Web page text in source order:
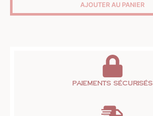
AJOUTER AU PANIER
Paiements sécurisés